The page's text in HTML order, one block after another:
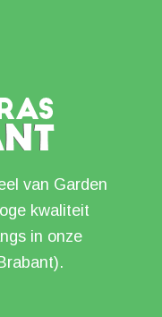
van Garden
kwaliteit
in onze